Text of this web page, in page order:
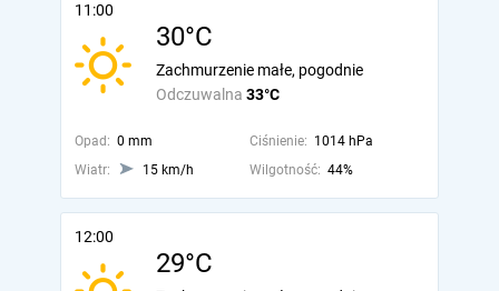
11:00
30°C
Odczuwalna 33°C
Zachmurzenie małe, pogodnie
Opad: 0 mm Ciśnienie: 1014 hPa
Wiatr:
15 km/h Wilgotność: 44%
12:00
29°C